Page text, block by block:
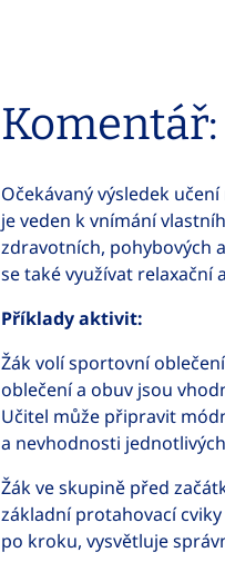
Komentář:
Očekávaný výsledek
je veden k vnímání
zdravotních, pohybových
se také využívat relaxační
Příklady aktivit:
Žák volí sportovní
oblečení a obuv jsou
Učitel může připravit
a nevhodnosti
Žák ve skupině před
základní protahovací
po kroku, vysvětluje